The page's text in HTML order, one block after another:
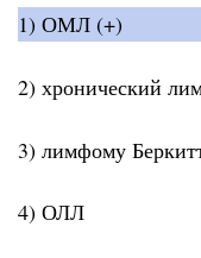
1) ОМЛ (+)
2) хронический
3) лимфому
4) ОЛЛ